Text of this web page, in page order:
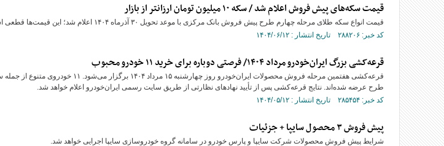
قیمت سکه‌های پیش فروش اعلام شد / سکه ۱۰ میلیون تومان ارزانتر از بازار
قیمت انواع سکه طلای مرحله چهارم طرح پیش فروش بانک مرکزی با موعد تحویل ۳۰ آذرماه ۱۴۰۴ اعلام شد؛ این قیمت‌ها قطعی است.
کد خبر: ۲۸۸۲۰۶ تاریخ انتشار : ۱۴۰۴/۰۶/۱۲
قرعه‌کشی بزرگ ایران‌خودرو مرداد ۱۴۰۴/ فرصتی دوباره برای خرید ۱۱ خودرو محبوب
طرح عرضه شده‌اند. نتایج قرعه‌کشی پس از تأیید نهادهای نظارتی از طریق سایت رسمی ایران‌خودرو اعلام خواهد شد.
کد خبر: ۲۸۵۴۵۴ تاریخ انتشار : ۱۴۰۴/۰۵/۱۲
پیش فروش ۳ محصول سایپا + جزئیات
شرایط پیش فروش محصولات شرکت سایپا و پارس خودرو در سامانه گروه خودروسازی سایپا اجرایی خواهد شد.